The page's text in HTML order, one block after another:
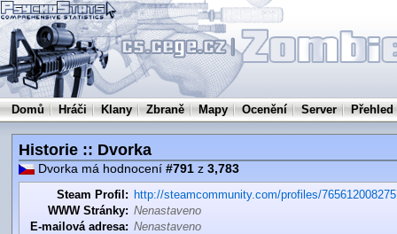
Domů Hráči Klany Zbraně Mapy Ocenění Server Přehled
Historie :: Dvorka
Dvorka má hodnocení #791z 3,783
Steam Profil: http://steamcommunity.com/profiles/
WWW Stránky: Nenastaveno
E-mailová adresa: Nenastaveno